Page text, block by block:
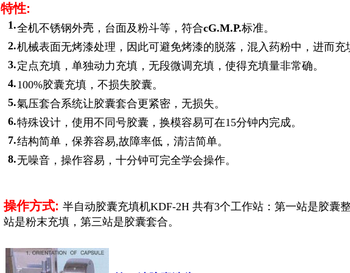
特性:
1.全机不锈钢外壳 ，台面及粉斗等，符合cG.M.P.标准。
2.机械表面无烤漆处理，因此可避免烤漆的脱落，混入药粉中，进而充
3.定点充填，单独动力充填，无段微调充填，使得充填量非常确。
4.100%胶囊充填，不损失胶囊。
5.氣压套合系统让胶囊套合更紧密，无损失。
6.特殊设计，使用不同号胶囊，换模容易可在15分钟内完成。
7.结构简单，保养容易,故障率低，清洁简单。
8.无噪音，操作容易，十分钟可完全学会操作。
操作方式: 半自动胶囊充填机KDF-2H 共有3个工作站：第一站是胶囊
站是粉末充填，第三站是胶囊套合。